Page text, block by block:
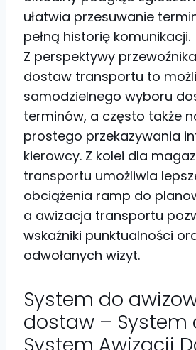
ułatwia przesuwanie
pełną historię komunikacji.
Z perspektywy
dostaw transportu to
samodzielnego wyboru
terminów, a często także
prostego przekazywania
kierowcy. Z kolei dla
transportu umożliwia
obciążenia ramp do
a awizacja transportu
wskaźniki punktualności
odwołanych wizyt.
System do
dostaw – System
System Awizacji